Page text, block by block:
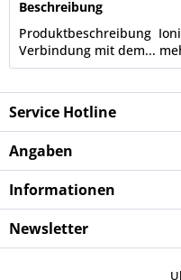
Beschreibung
Produktbeschreibung
Verbindung mit dem...
Service Hotline
Angaben
Informationen
Newsletter